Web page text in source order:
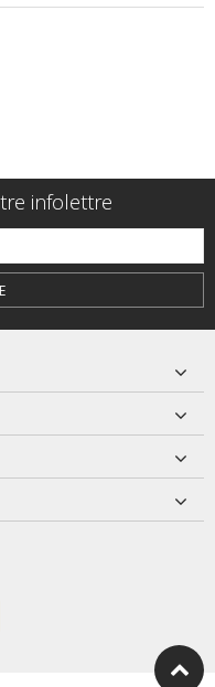
infolettre